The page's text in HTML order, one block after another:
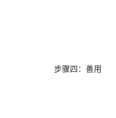
步骤四：善用